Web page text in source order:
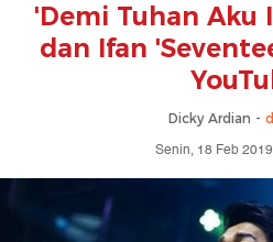
'Demi Tuhan Aku
dan Ifan
Dicky Ardian -
Senin, 18 Feb